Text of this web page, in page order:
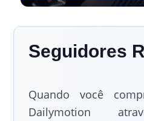
Seguidores
Quando você
Dailymotion